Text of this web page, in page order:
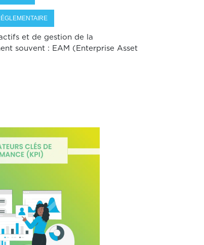
et de gestion de la
souvent : EAM (Enterprise Asset